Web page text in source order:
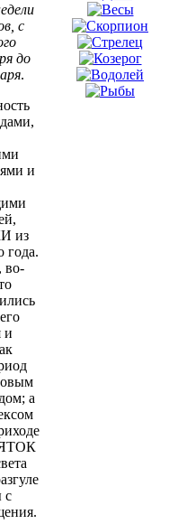
с
до
.
и
из
года.
во-
и
а
с